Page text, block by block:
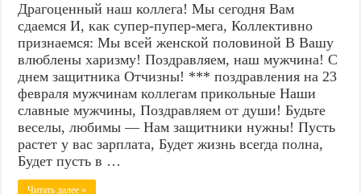
Драгоценный наш коллега! Мы сегодня Вам
сдаемся И, как супер-пупер-мега, Коллективно
признаемся: Мы всей женской половиной В Вашу
влюблены харизму! Поздравляем, наш мужчина! С
днем защитника Отчизны! *** поздравления на 23
февраля мужчинам коллегам прикольные Наши
славные мужчины, Поздравляем от души! Будьте
веселы, любимы — Нам защитники нужны! Пусть
растет у вас зарплата, Будет жизнь всегда полна,
Будет пусть в …
Читать далее »